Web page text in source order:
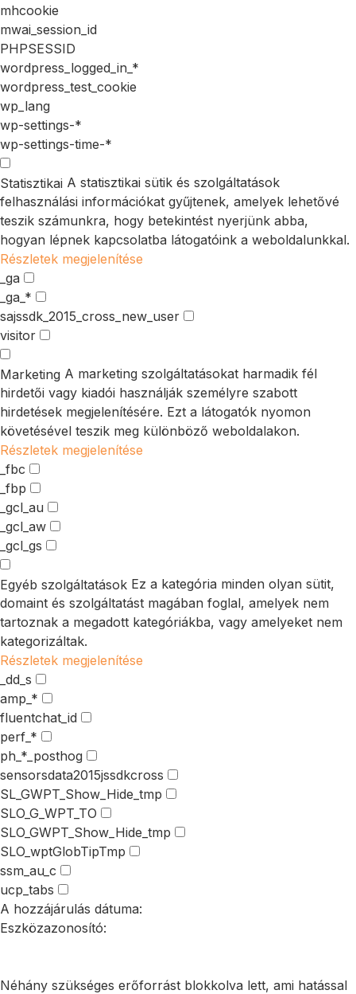
mhcookie
mwai_session_id
PHPSESSID
wordpress_logged_in_*
wordpress_test_cookie
wp_lang
wp-settings-*
wp-settings-time-*
Statisztikai A statisztikai sütik és szolgáltatások
felhasználási információkat gyűjtenek, amelyek lehetővé
teszik számunkra, hogy betekintést nyerjünk abba,
hogyan lépnek kapcsolatba látogatóink a weboldalunkkal.
Részletek megjelenítése
_ga
_ga_*
sajssdk_2015_cross_new_user
visitor
Marketing A marketing szolgáltatásokat harmadik fél
hirdetői vagy kiadói használják személyre szabott
hirdetések megjelenítésére. Ezt a látogatók nyomon
követésével teszik meg különböző weboldalakon.
Részletek megjelenítése
_fbc
_fbp
_gcl_au
_gcl_aw
_gcl_gs
Egyéb szolgáltatások Ez a kategória minden olyan sütit,
domaint és szolgáltatást magában foglal, amelyek nem
tartoznak a megadott kategóriákba, vagy amelyeket nem
kategorizáltak.
Részletek megjelenítése
_dd_s
amp_*
fluentchat_id
perf_*
ph_*_posthog
sensorsdata2015jssdkcross
SL_GWPT_Show_Hide_tmp
SLO_G_WPT_TO
SLO_GWPT_Show_Hide_tmp
SLO_wptGlobTipTmp
ssm_au_c
ucp_tabs
A hozzájárulás dátuma:
Eszközazonosító:
Néhány szükséges erőforrást blokkolva lett, ami hatással